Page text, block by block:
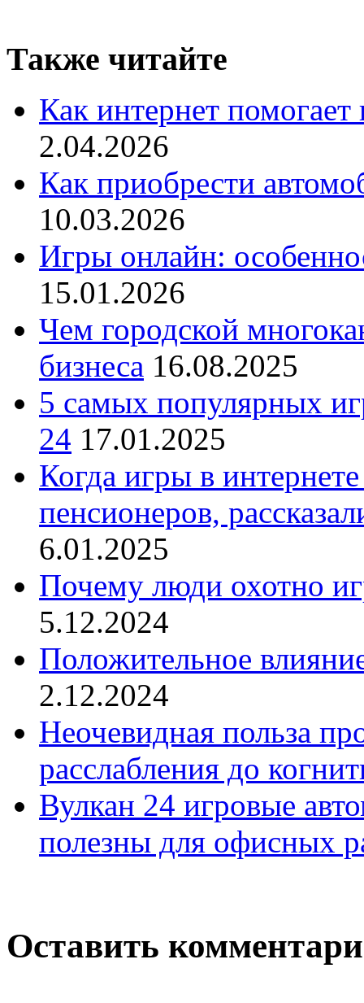
Также читайте
Как интернет помогает
2.04.2026
Как приобрести
10.03.2026
Игры онлайн:
15.01.2026
Чем городской
бизнеса 16.08.2025
5 самых популярных
24 17.01.2025
Когда игры в
пенсионеров,
6.01.2025
Почему люди охотно
5.12.2024
Положительное
2.12.2024
Неочевидная польза
расслабления до
Вулкан 24 игровые
полезны для офисных
Оставить